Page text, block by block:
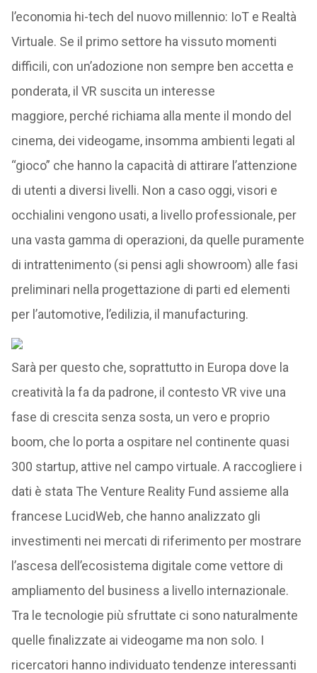
l’economia hi-tech del nuovo millennio: IoT e Realtà
Virtuale. Se il primo settore ha vissuto momenti
difficili, con un’adozione non sempre ben accetta e
ponderata, il VR suscita un interesse
maggiore, perché richiama alla mente il mondo del
cinema, dei videogame, insomma ambienti legati al
“gioco” che hanno la capacità di attirare l’attenzione
di utenti a diversi livelli. Non a caso oggi, visori e
occhialini vengono usati, a livello professionale, per
una vasta gamma di operazioni, da quelle puramente
di intrattenimento (si pensi agli showroom) alle fasi
preliminari nella progettazione di parti ed elementi
per l’automotive, l’edilizia, il manufacturing.
Sarà per questo che, soprattutto in Europa dove la
creatività la fa da padrone, il contesto VR vive una
fase di crescita senza sosta, un vero e proprio
boom, che lo porta a ospitare nel continente quasi
300 startup, attive nel campo virtuale. A raccogliere i
dati è stata The Venture Reality Fund assieme alla
francese LucidWeb, che hanno analizzato gli
investimenti nei mercati di riferimento per mostrare
l’ascesa dell’ecosistema digitale come vettore di
ampliamento del business a livello internazionale.
Tra le tecnologie più sfruttate ci sono naturalmente
quelle finalizzate ai videogame ma non solo. I
ricercatori hanno individuato tendenze interessanti